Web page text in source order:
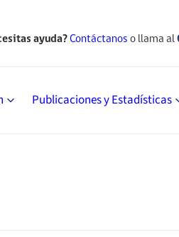
Publicaciones y Estadísticas
ayuda?Contáctanos o llama al